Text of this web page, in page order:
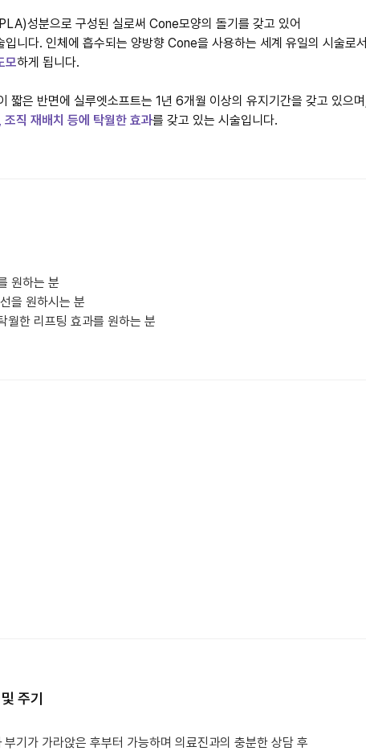
성분으로 구성된 실로써 Cone모양의 돌기를 갖고 있어
니다. 인체에 흡수되는 양방향 Cone을 사용하는 세계 유일의 시술로서
모하게 됩니다.
짧은 반면에 실루엣소프트는 1년 6개월 이상의 유지기간을 갖고 있으며,
조직 재배치 등에 탁월한 효과
원하는 분
을 원하시는 분
월한 리프팅 효과를 원하는 분
주기
기가 가라앉은 후부터 가능하며 의료진과의 충분한 상담 후